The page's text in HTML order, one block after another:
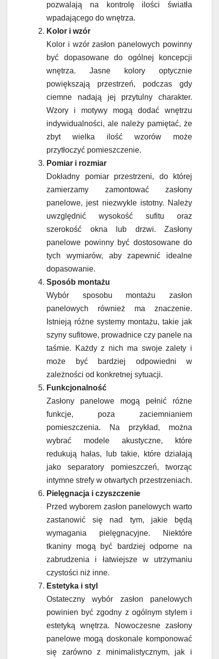
pozwalają na kontrolę ilości światła
wpadającego do wnętrza.
Kolor i wzór
Kolor i wzór zasłon panelowych powinny
być dopasowane do ogólnej koncepcji
wnętrza. Jasne kolory optycznie
powiększają przestrzeń, podczas gdy
ciemne nadają jej przytulny charakter.
Wzory i motywy mogą dodać wnętrzu
indywidualności, ale należy pamiętać, że
zbyt wielka ilość wzorów może
przytłoczyć pomieszczenie.
Pomiar i rozmiar
Dokładny pomiar przestrzeni, do której
zamierzamy zamontować zasłony
panelowe, jest niezwykle istotny. Należy
uwzględnić wysokość sufitu oraz
szerokość okna lub drzwi. Zasłony
panelowe powinny być dostosowane do
tych wymiarów, aby zapewnić idealne
dopasowanie.
Sposób montażu
Wybór sposobu montażu zasłon
panelowych również ma znaczenie.
Istnieją różne systemy montażu, takie jak
szyny sufitowe, prowadnice czy panele na
taśmie. Każdy z nich ma swoje zalety i
może być bardziej odpowiedni w
zależności od konkretnej sytuacji.
Funkcjonalność
Zasłony panelowe mogą pełnić różne
funkcje, poza zaciemnianiem
pomieszczenia. Na przykład, można
wybrać modele akustyczne, które
redukują hałas, lub takie, które działają
jako separatory pomieszczeń, tworząc
intymne strefy w otwartych przestrzeniach.
Pielęgnacja i czyszczenie
Przed wyborem zasłon panelowych warto
zastanowić się nad tym, jakie będą
wymagania pielęgnacyjne. Niektóre
tkaniny mogą być bardziej odporne na
zabrudzenia i łatwiejsze w utrzymaniu
czystości niż inne.
Estetyka i styl
Ostateczny wybór zasłon panelowych
powinien być zgodny z ogólnym stylem i
estetyką wnętrza. Nowoczesne zasłony
panelowe mogą doskonale komponować
się zarówno z minimalistycznym, jak i